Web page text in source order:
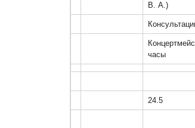
В. А.)
часы
24.5